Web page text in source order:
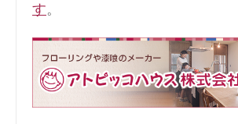
す。